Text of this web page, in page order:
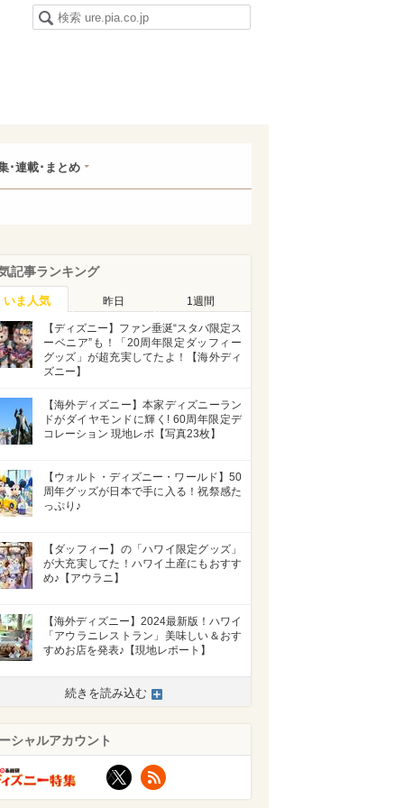
･連載･まとめ
記事ランキング
いま人気 昨日 1週間
【ディズニー】ファン垂涎“スタバ限定ス
ーベニア”も！「20周年限定ダッフィー
グッズ」が超充実してたよ！【海外ディ
ズニー】
【海外ディズニー】本家ディズニーラン
ドがダイヤモンドに輝く! 60周年限定デ
コレーション 現地レポ【写真23枚】
【ウォルト・ディズニー・ワールド】50
周年グッズが日本で手に入る！祝祭感た
っぷり♪
【ダッフィー】の「ハワイ限定グッズ」
が大充実してた！ハワイ土産にもおすす
め♪【アウラニ】
【海外ディズニー】2024最新版！ハワイ
「アウラニレストラン」美味しい＆おす
すめお店を発表♪【現地レポート】
続きを読み込む
シャルアカウント
X